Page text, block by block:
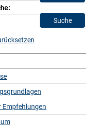
Empfehlungen